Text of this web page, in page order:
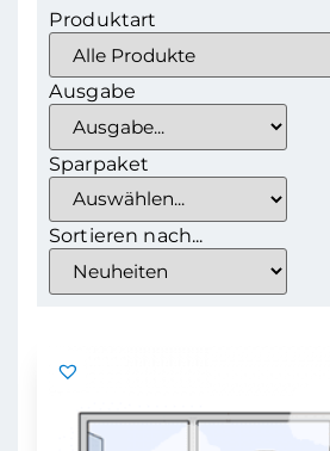
Produktart
Ausgabe
Sparpaket
Sortieren nach...